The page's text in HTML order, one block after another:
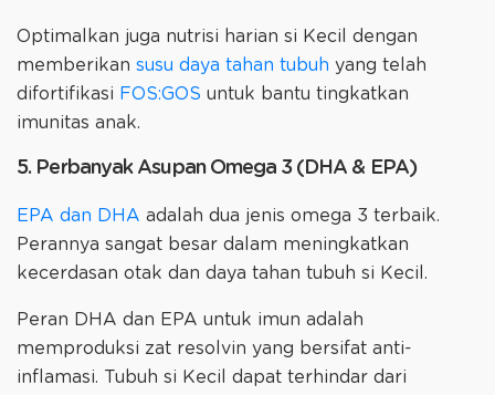
Optimalkan juga nutrisi harian si Kecil dengan
memberikan susu daya tahan tubuh yang telah
difortifikasi FOS:GOS untuk bantu tingkatkan
imunitas anak.
5. Perbanyak Asupan Omega 3 (DHA & EPA)
EPA dan DHA adalah dua jenis omega 3 terbaik.
Perannya sangat besar dalam meningkatkan
kecerdasan otak dan daya tahan tubuh si Kecil.
Peran DHA dan EPA untuk imun adalah
memproduksi zat resolvin yang bersifat anti-
inflamasi. Tubuh si Kecil dapat terhindar dari